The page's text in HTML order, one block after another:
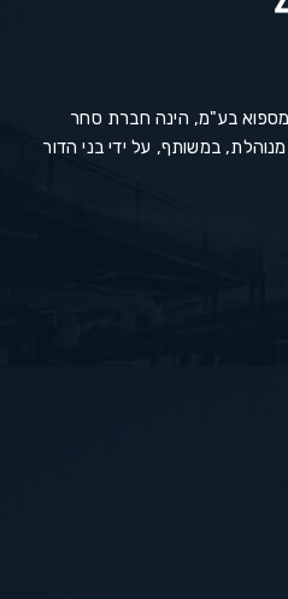
בע"מ, הינה חברת סחר
במשותף, על ידי בני הדור